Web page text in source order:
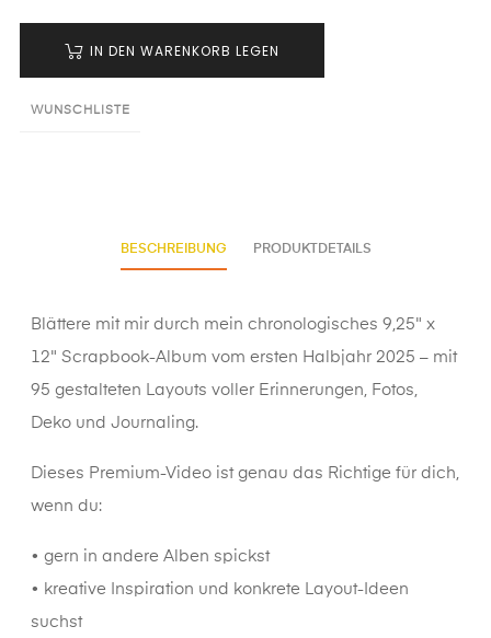
IN DEN WARENKORB LEGEN
WUNSCHLISTE
BESCHREIBUNG PRODUKTDETAILS
Blättere mit mir durch mein chronologisches 9,25" x
12" Scrapbook-Album vom ersten Halbjahr 2025 – mit
95 gestalteten Layouts voller Erinnerungen, Fotos,
Deko und Journaling.
Dieses Premium-Video ist genau das Richtige für dich,
wenn du:
• gern in andere Alben spickst
• kreative Inspiration und konkrete Layout-Ideen
suchst